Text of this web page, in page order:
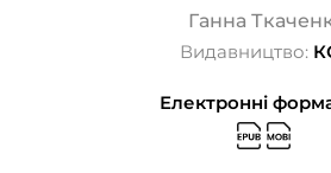
Ганна
Видавництво:
Електронні